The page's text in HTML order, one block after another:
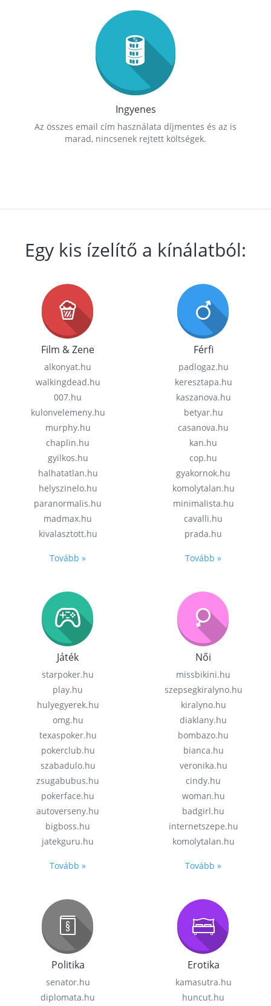
Ingyenes
Az összes email cím használata díjmentes és az is
marad, nincsenek rejtett költségek.
Egy kis ízelítő a kínálatból:
Film & Zene
alkonyat.hu
walkingdead.hu
007.hu
kulonvelemeny.hu
murphy.hu
chaplin.hu
gyilkos.hu
halhatatlan.hu
helyszinelo.hu
paranormalis.hu
madmax.hu
kivalasztott.hu
Tovább »
Férfi
padlogaz.hu
keresztapa.hu
kaszanova.hu
betyar.hu
casanova.hu
kan.hu
cop.hu
gyakornok.hu
komolytalan.hu
minimalista.hu
cavalli.hu
prada.hu
Tovább »
Játék
starpoker.hu
play.hu
hulyegyerek.hu
omg.hu
texaspoker.hu
pokerclub.hu
szabadulo.hu
zsugabubus.hu
pokerface.hu
autoverseny.hu
bigboss.hu
jatekguru.hu
Tovább »
Női
missbikini.hu
szepsegkiralyno.hu
kiralyno.hu
diaklany.hu
bombazo.hu
bianca.hu
veronika.hu
cindy.hu
woman.hu
badgirl.hu
internetszepe.hu
komolytalan.hu
Tovább »
Politika
senator.hu
diplomata.hu
Erotika
kamasutra.hu
huncut.hu